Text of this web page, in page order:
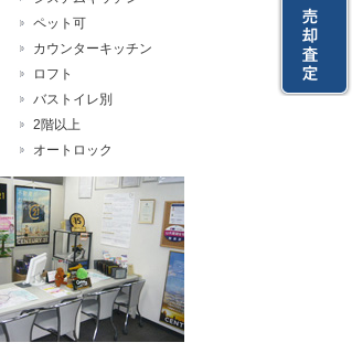
ペット可
カウンターキッチン
ロフト
バストイレ別
2階以上
オートロック